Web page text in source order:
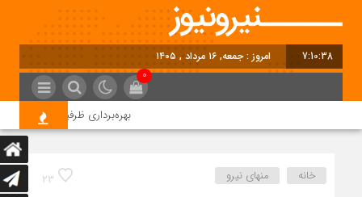
7:10:39 امروز : جمعه, ۱۶ مرداد , ۱۴۰۵
0
بهره‌برداری ظرفیت 95 مگاواتی نیروگاه خورشیدی شمس‌آباد در آینده نزدیک
23 خانه منهای نیرو